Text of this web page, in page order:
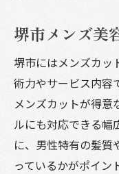
堺市メンズ美
堺市にはメンズカッ
術力やサービス内容
メンズカットが得意
ルにも対応できる幅
に、男性特有の髪質
っているかがポイン